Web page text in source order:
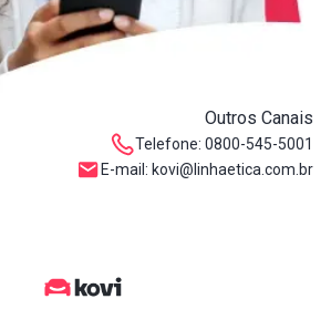
Outros Canais
Telefone: 0800-545-5001
E-mail: kovi@linhaetica.com.br